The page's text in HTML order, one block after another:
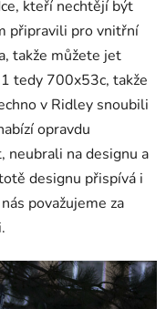
kteří nechtějí být
připravili pro vnitřní
takže můžete jet
tedy 700x53c, takže
v Ridley snoubili
opravdu
neubrali na designu a
designu přispívá i
považujeme za